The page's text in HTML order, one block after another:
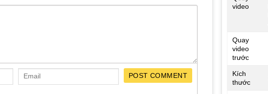
phân giải Full HD thêm vào đó là giấy chứng nhận TUV giúp
POST COMMENT
video
Quay
video
trước
Kích
thước